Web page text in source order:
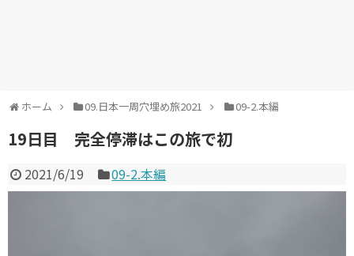
ホーム 09.日本一周穴埋め旅2021 09-2.本編
19日目 完全停滞はこの旅で初
2021/6/19 09-2.本編